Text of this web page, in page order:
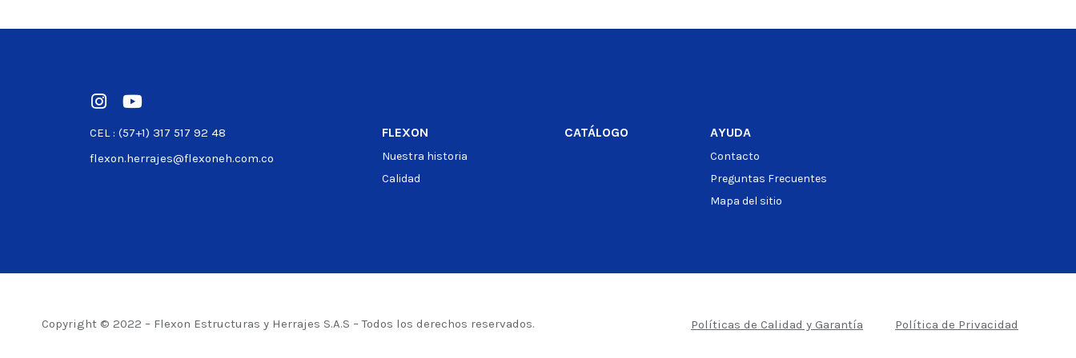
CEL : (57+1) 317 517 92 48
flexon.herrajes@flexoneh.com.co
FLEXON
Nuestra historia
Calidad
CATÁLOGO AYUDA
Contacto
Preguntas Frecuentes
Mapa del sitio
Copyright © 2022 – Flexon Estructuras y Herrajes S.A.S – Todos los derechos reservados. Políticas de Calidad y Garantía Política de Privacidad